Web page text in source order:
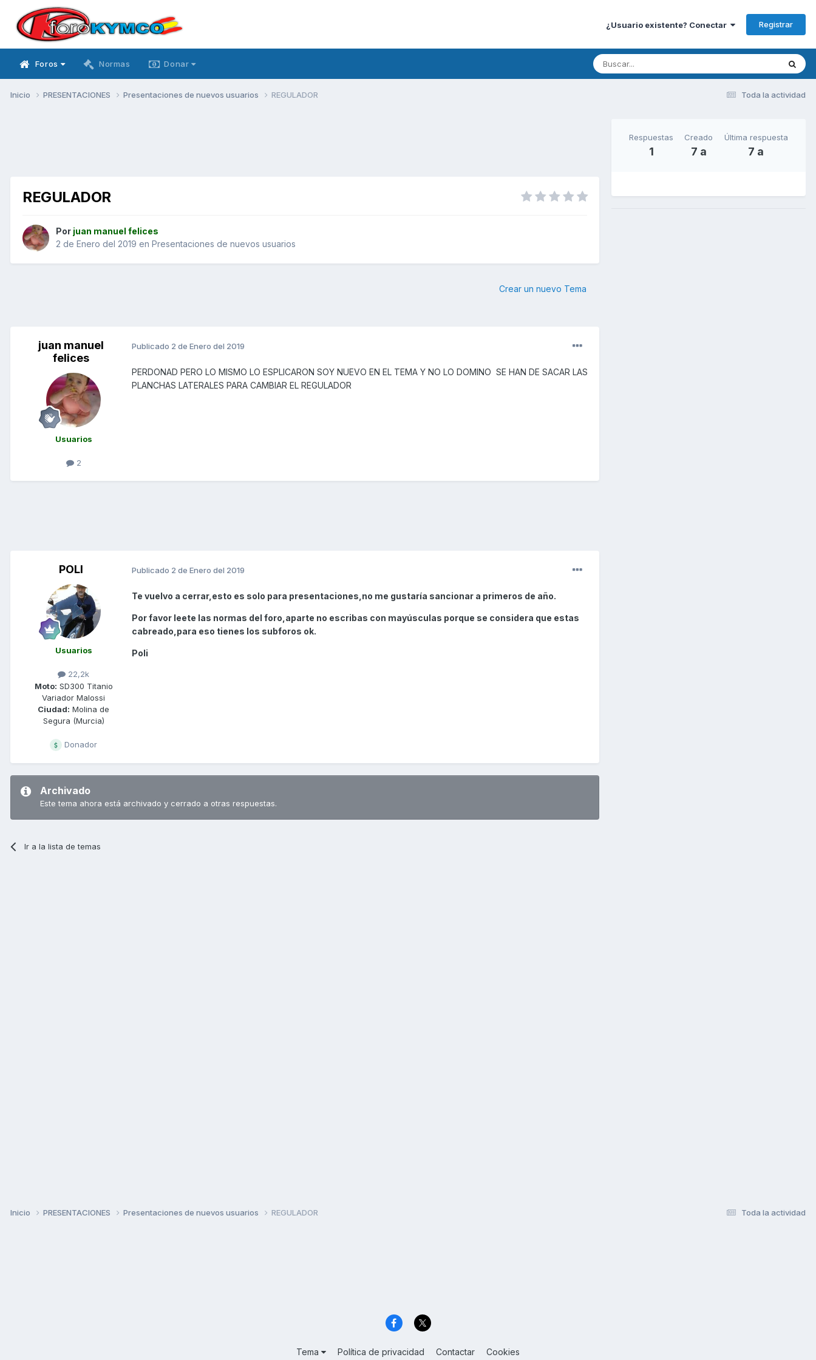
¿Usuario existente? Conectar Registrar
Foros Normas Donar
Toda la actividad
Inicio PRESENTACIONES Presentaciones de nuevos usuarios REGULADOR
REGULADOR
Por juan manuel felices
2 de Enero del 2019 en Presentaciones de nuevos usuarios
Crear un nuevo Tema
juan manuel
felices
Usuarios
2
Publicado 2 de Enero del 2019
PERDONAD PERO LO MISMO LO ESPLICARON SOY NUEVO EN EL TEMA Y NO LO DOMINO SE HAN DE SACAR LAS
PLANCHAS LATERALES PARA CAMBIAR EL REGULADOR
POLI
Usuarios
22,2k
Moto: SD300 Titanio
Variador Malossi
Ciudad: Molina de
Segura (Murcia)
Donador
Publicado 2 de Enero del 2019
Te vuelvo a cerrar,esto es solo para presentaciones,no me gustaría sancionar a primeros de año.
Por favor leete las normas del foro,aparte no escribas con mayúsculas porque se considera que estas
cabreado,para eso tienes los subforos ok.
Poli
Archivado
Este tema ahora está archivado y cerrado a otras respuestas.
Ir a la lista de temas
Respuestas
1
Creado
7 a
Última respuesta
7 a
Toda la actividad
Inicio PRESENTACIONES Presentaciones de nuevos usuarios REGULADOR
Tema Política de privacidad Contactar Cookies